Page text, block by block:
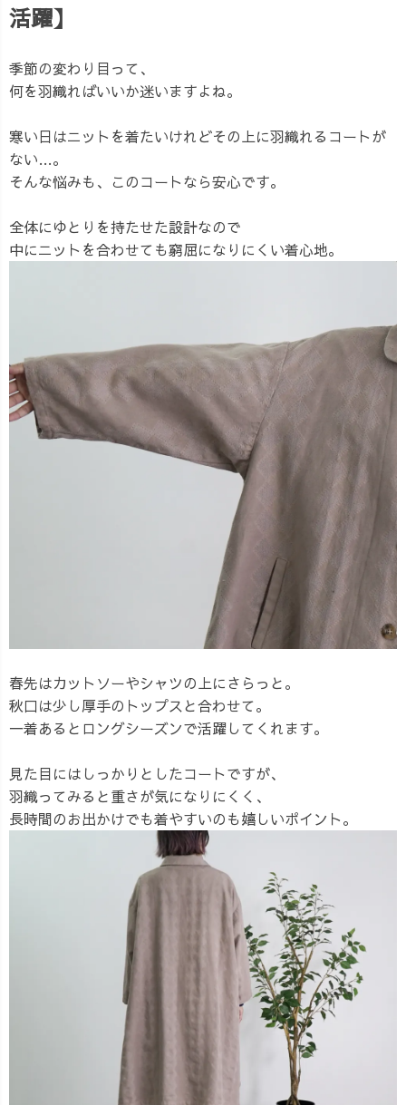
活躍】
季節の変わり目って、
何を羽織ればいいか迷いますよね。
寒い日はニットを着たいけれどその上に羽織れるコートが
ない…。
そんな悩みも、このコートなら安心です。
全体にゆとりを持たせた設計なので
中にニットを合わせても窮屈になりにくい着心地。
春先はカットソーやシャツの上にさらっと。
秋口は少し厚手のトップスと合わせて。
一着あるとロングシーズンで活躍してくれます。
見た目にはしっかりとしたコートですが、
羽織ってみると重さが気になりにくく、
長時間のお出かけでも着やすいのも嬉しいポイント。